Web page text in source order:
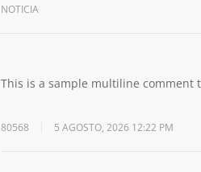
NOTICIA
This is a sample multiline comment
80568 5 AGOSTO, 2026 12:22 PM